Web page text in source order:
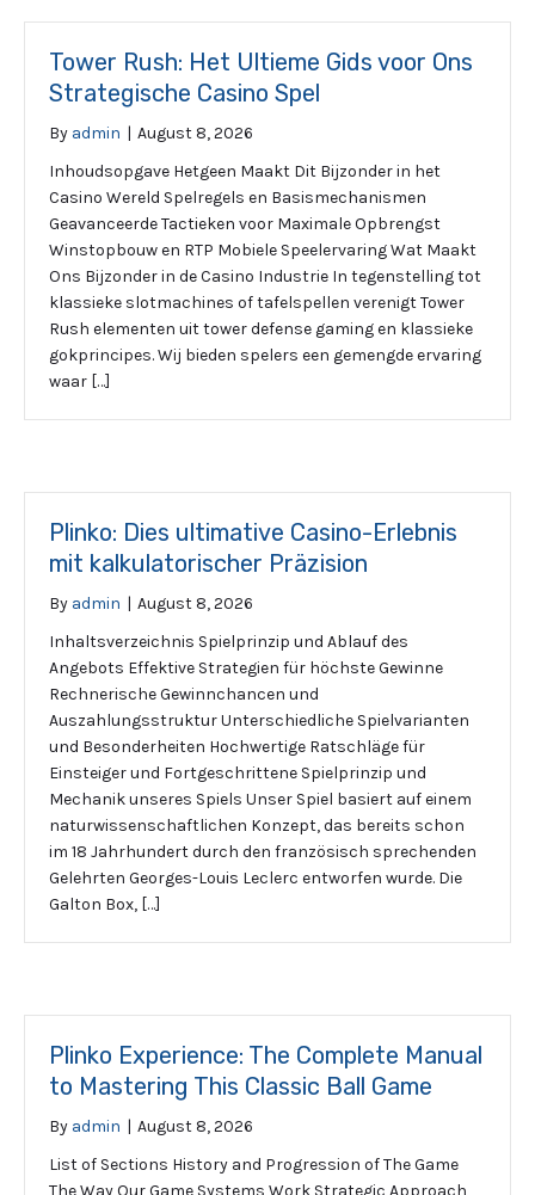
Tower Rush: Het Ultieme Gids voor Ons
Strategische Casino Spel
By admin | August 8, 2026
Inhoudsopgave Hetgeen Maakt Dit Bijzonder in het
Casino Wereld Spelregels en Basismechanismen
Geavanceerde Tactieken voor Maximale Opbrengst
Winstopbouw en RTP Mobiele Speelervaring Wat Maakt
Ons Bijzonder in de Casino Industrie In tegenstelling tot
klassieke slotmachines of tafelspellen verenigt Tower
Rush elementen uit tower defense gaming en klassieke
gokprincipes. Wij bieden spelers een gemengde ervaring
waar […]
Plinko: Dies ultimative Casino-Erlebnis
mit kalkulatorischer Präzision
By admin | August 8, 2026
Inhaltsverzeichnis Spielprinzip und Ablauf des
Angebots Effektive Strategien für höchste Gewinne
Rechnerische Gewinnchancen und
Auszahlungsstruktur Unterschiedliche Spielvarianten
und Besonderheiten Hochwertige Ratschläge für
Einsteiger und Fortgeschrittene Spielprinzip und
Mechanik unseres Spiels Unser Spiel basiert auf einem
naturwissenschaftlichen Konzept, das bereits schon
im 18 Jahrhundert durch den französisch sprechenden
Gelehrten Georges-Louis Leclerc entworfen wurde. Die
Galton Box, […]
Plinko Experience: The Complete Manual
to Mastering This Classic Ball Game
By admin | August 8, 2026
List of Sections History and Progression of The Game
The Way Our Game Systems Work Strategic Approach